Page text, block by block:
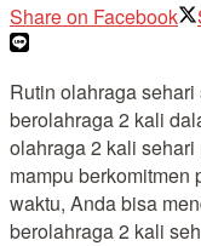
Share on Facebook
Rutin olahraga
berolahraga 2 kali
olahraga 2 kali
mampu berkomitmen
waktu, Anda bisa
berolahraga 2 kali